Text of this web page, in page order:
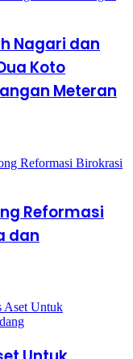
Nagari dan
Koto
Meteran
Reformasi
dan